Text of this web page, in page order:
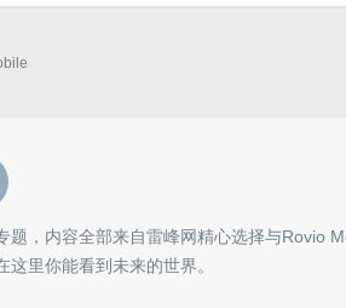
题，内容全部来自雷峰网精心选择与Rovio
这里你能看到未来的世界。